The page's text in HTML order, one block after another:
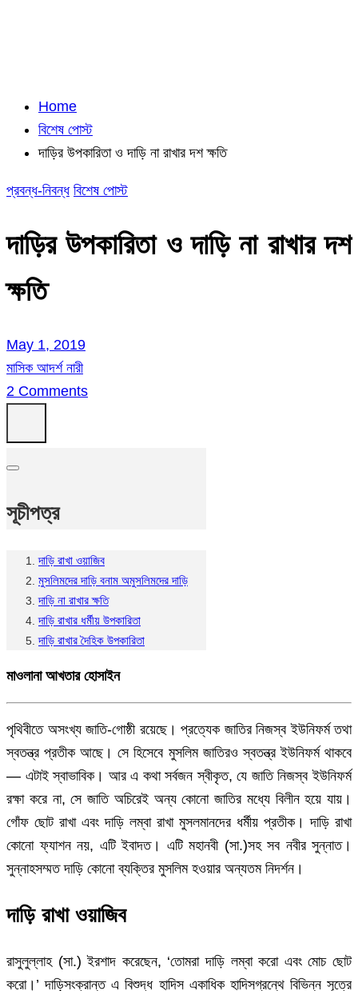
Home
বিশেষ পোস্ট
দাড়ির উপকারিতা ও দাড়ি না রাখার দশ ক্ষতি
প্রবন্ধ-নিবন্ধ বিশেষ পোস্ট
দাড়ির উপকারিতা ও দাড়ি না রাখার দশ
ক্ষতি
May 1, 2019
মাসিক আদর্শ নারী
2 Comments
সূচীপত্র
দাড়ি রাখা ওয়াজিব
মুসলিমদের দাড়ি বনাম অমুসলিমদের দাড়ি
দাড়ি না রাখার ক্ষতি
দাড়ি রাখার ধর্মীয় উপকারিতা
দাড়ি রাখার দৈহিক উপকারিতা
মাওলানা আখতার হোসাইন
পৃথিবীতে অসংখ্য জাতি-গোষ্ঠী রয়েছে। প্রত্যেক জাতির নিজস্ব ইউনিফর্ম তথা
স্বতন্ত্র প্রতীক আছে। সে হিসেবে মুসলিম জাতিরও স্বতন্ত্র ইউনিফর্ম থাকবে
— এটাই স্বাভাবিক। আর এ কথা সর্বজন স্বীকৃত, যে জাতি নিজস্ব ইউনিফর্ম
রক্ষা করে না, সে জাতি অচিরেই অন্য কোনো জাতির মধ্যে বিলীন হয়ে যায়।
গোঁফ ছোট রাখা এবং দাড়ি লম্বা রাখা মুসলমানদের ধর্মীয় প্রতীক। দাড়ি রাখা
কোনো ফ্যাশন নয়, এটি ইবাদত। এটি মহানবী (সা.)সহ সব নবীর সুন্নাত।
সুন্নাহসম্মত দাড়ি কোনো ব্যক্তির মুসলিম হওয়ার অন্যতম নিদর্শন।
দাড়ি রাখা ওয়াজিব
রাসুলুল্লাহ (সা.) ইরশাদ করেছেন, ‘তোমরা দাড়ি লম্বা করো এবং মোচ ছোট
করো।’ দাড়িসংক্রান্ত এ বিশুদ্ধ হাদিস একাধিক হাদিসগ্রন্থে বিভিন্ন সূত্রে